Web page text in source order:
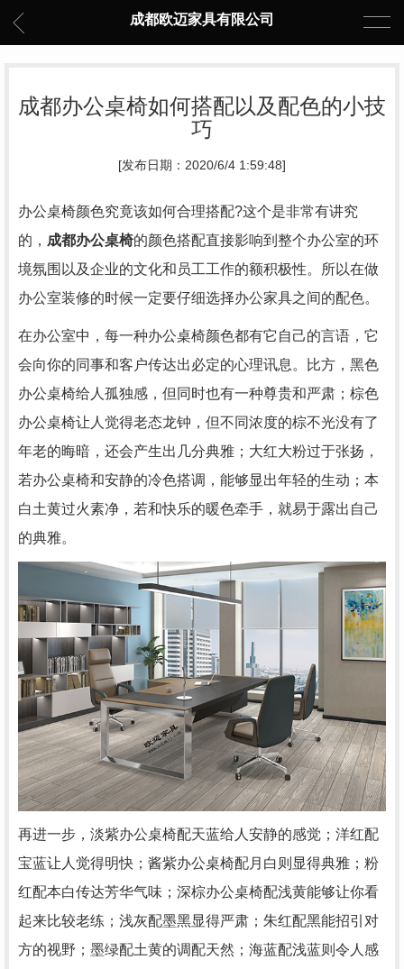
成都欧迈家具有限公司
成都办公桌椅如何搭配以及配色的小技
巧
[发布日期：2020/6/4 1:59:48]
办公桌椅颜色究竟该如何合理搭配?这个是非常有讲究
的， 成都办公桌椅的颜色搭配直接影响到整个办公室的环
境氛围以及企业的文化和员工工作的额积极性。所以在做
办公室装修的时候一定要仔细选择办公家具之间的配色。
在办公室中，每一种办公桌椅颜色都有它自己的言语，它
会向你的同事和客户传达出必定的心理讯息。比方，黑色
办公桌椅给人孤独感，但同时也有一种尊贵和严肃；棕色
办公桌椅让人觉得老态龙钟，但不同浓度的棕不光没有了
年老的晦暗，还会产生出几分典雅；大红大粉过于张扬，
若办公桌椅和安静的冷色搭调，能够显出年轻的生动；本
白土黄过火素净，若和快乐的暖色牵手，就易于露出自己
的典雅。
再进一步，淡紫办公桌椅配天蓝给人安静的感觉；洋红配
宝蓝让人觉得明快；酱紫办公桌椅配月白则显得典雅；粉
红配本白传达芳华气味；深棕办公桌椅配浅黄能够让你看
起来比较老练；浅灰配墨黑显得严肃；朱红配黑能招引对
方的视野；墨绿配土黄的调配天然；海蓝配浅蓝则令人感